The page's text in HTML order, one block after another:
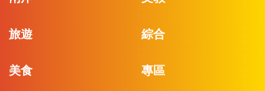
旅遊 綜合
美食 專區